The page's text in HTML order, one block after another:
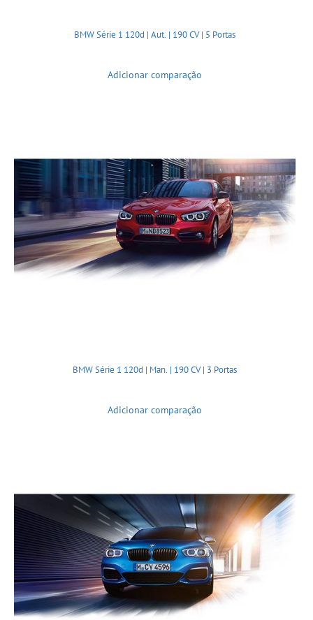
BMW Série 1 120d | Aut. | 190 CV | 5 Portas
Adicionar comparação
BMW Série 1 120d | Man. | 190 CV | 3 Portas
Adicionar comparação